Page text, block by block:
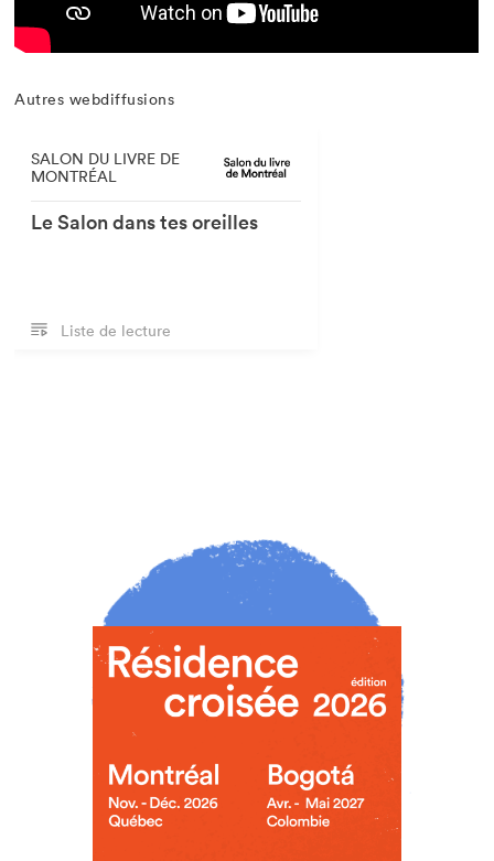
Autres webdiffusions
SALON DU LIVRE DE
MONTRÉAL
Le Salon dans tes oreilles
Liste de lecture